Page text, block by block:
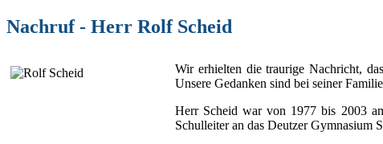
Nachruf - Herr Rolf Scheid
Wir erhielten die traurige Nachricht,
Unsere Gedanken sind bei seiner
Herr Scheid war von 1977 bis 2003
Schulleiter an das Deutzer Gymnasium